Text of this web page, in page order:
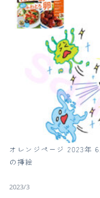
オレンジページ 2023年
の挿絵
2023/3